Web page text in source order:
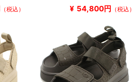
（税込） ¥ 54,800円 （税込）